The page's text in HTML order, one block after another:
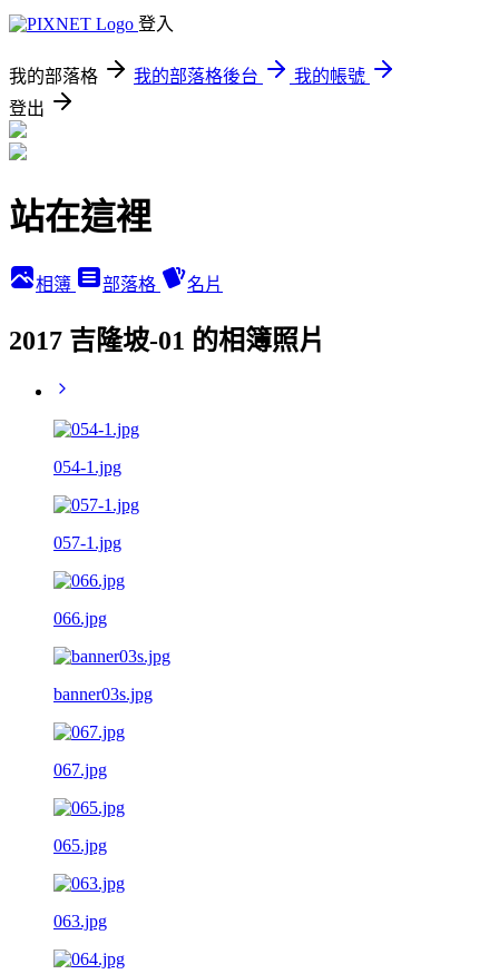
登入
我的部落格 我的部落格後台
我的帳號
登出
站在這裡
相簿 部落格 名片
2017 吉隆坡-01 的相簿照片
054-1.jpg
057-1.jpg
066.jpg
banner03s.jpg
067.jpg
065.jpg
063.jpg